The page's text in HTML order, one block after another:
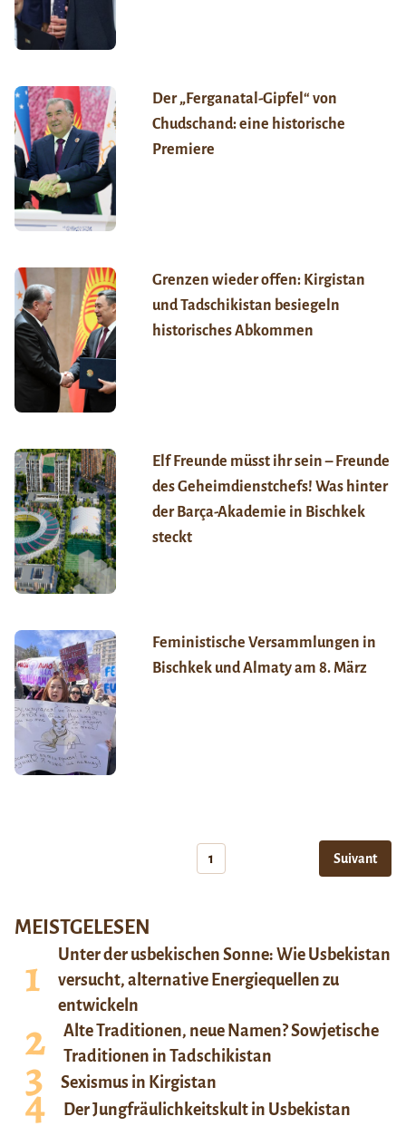
Der „Ferganatal-Gipfel“ von
Chudschand: eine historische
Premiere
Grenzen wieder offen: Kirgistan
und Tadschikistan besiegeln
historisches Abkommen
Elf Freunde müsst ihr sein – Freunde
des Geheimdienstchefs! Was hinter
der Barça-Akademie in Bischkek
steckt
Feministische Versammlungen in
Bischkek und Almaty am 8. März
1 Suivant
MEISTGELESEN
Unter der usbekischen Sonne: Wie Usbekistan
versucht, alternative Energiequellen zu
entwickeln
Alte Traditionen, neue Namen? Sowjetische
Traditionen in Tadschikistan
Sexismus in Kirgistan
Der Jungfräulichkeitskult in Usbekistan